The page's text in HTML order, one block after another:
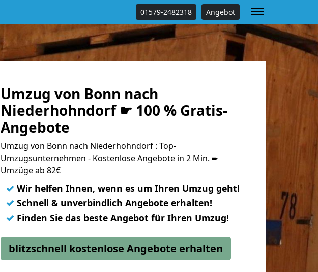
01579-2482318 Angebot
Umzug von Bonn nach
Niederhohndorf ☛ 100 % Gratis-
Angebote
Umzug von Bonn nach Niederhohndorf : Top-
Umzugsunternehmen - Kostenlose Angebote in 2 Min. ➨
Umzüge ab 82€
✓ Wir helfen Ihnen, wenn es um Ihren Umzug geht!
✓ Schnell & unverbindlich Angebote erhalten!
✓ Finden Sie das beste Angebot für Ihren Umzug!
blitzschnell kostenlose Angebote erhalten